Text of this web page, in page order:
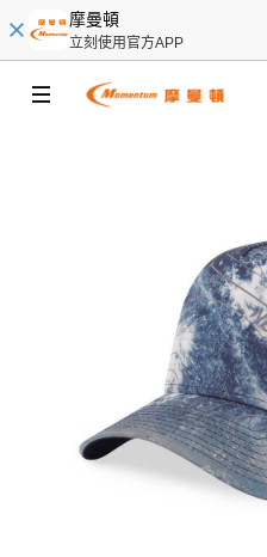
摩曼頓
立刻使用官方APP